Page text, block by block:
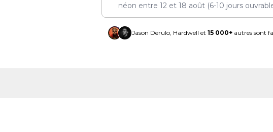
néon entre 12et 18 août(6-10 jours
Jason Derulo, Hardwell et 15 000+autres sont